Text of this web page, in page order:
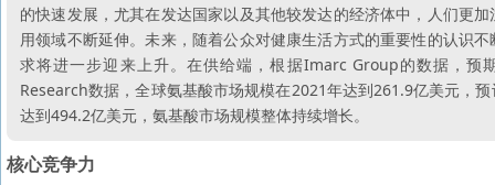
的快速发展，尤其在发达国家以及其他较发达的经济体中，人们更
用领域不断延伸。未来，随着公众对健康生活方式的重要性的认识
求将进一步迎来上升。在供给端，根据Imarc Group的数据，
Research数据，全球氨基酸市场规模在2021年达到261.9亿美元，
达到494.2亿美元，氨基酸市场规模整体持续增长。
核心竞争力